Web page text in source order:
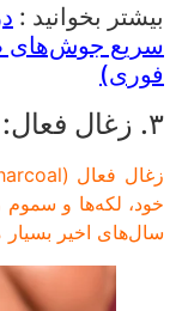
بخوانید :
جوش‌های
لکه‌ها و سموم را
اخیر بسیار